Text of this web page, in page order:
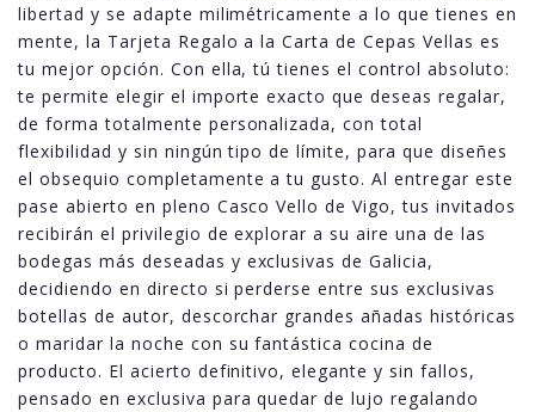
libertad y se adapte milimétricamente a lo que tienes en
mente, la Tarjeta Regalo a la Carta de Cepas Vellas es
tu mejor opción. Con ella, tú tienes el control absoluto:
te permite elegir el importe exacto que deseas regalar,
de forma totalmente personalizada, con total
flexibilidad y sin ningún tipo de límite, para que diseñes
el obsequio completamente a tu gusto. Al entregar este
pase abierto en pleno Casco Vello de Vigo, tus invitados
recibirán el privilegio de explorar a su aire una de las
bodegas más deseadas y exclusivas de Galicia,
decidiendo en directo si perderse entre sus exclusivas
botellas de autor, descorchar grandes añadas históricas
o maridar la noche con su fantástica cocina de
producto. El acierto definitivo, elegante y sin fallos,
pensado en exclusiva para quedar de lujo regalando